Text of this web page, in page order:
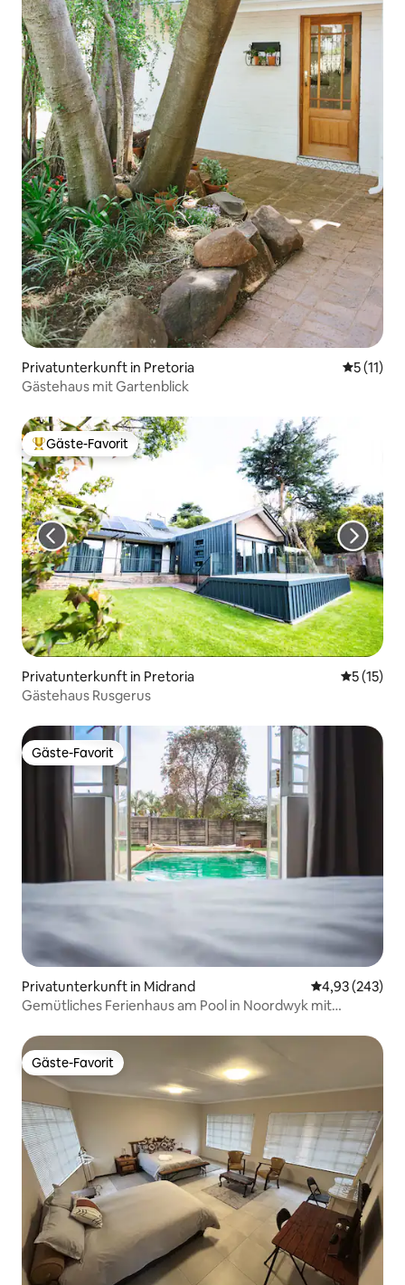
Privatunterkunft in Pretoria
5 (11)
Gästehaus mit Gartenblick
Beliebter Gäste-Favorit.
Gäste-Favorit
Privatunterkunft in Pretoria
5 (15)
Gästehaus Rusgerus
Gäste-Favorit
Gäste-Favorit
Privatunterkunft in Midrand
4,93 (243)
Gemütliches Ferienhaus am Pool in Noordwyk mit
Gäste-Favorit
Gäste-Favorit